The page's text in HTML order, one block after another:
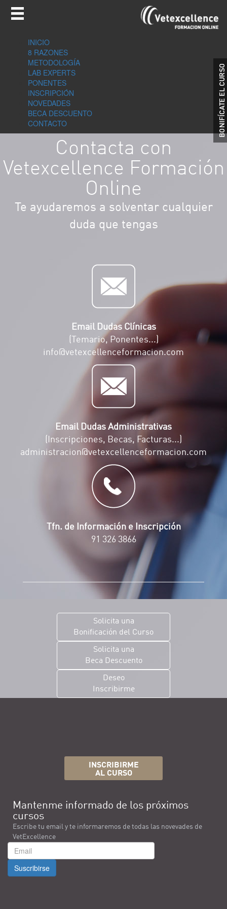
INICIO
8 RAZONES
METODOLOGÍA
LAB EXPERTS
PONENTES
INSCRIPCIÓN
NOVEDADES
BECA DESCUENTO
CONTACTO
Contacta con
Vetexcellence Formación
Online
Te ayudaremos a solventar cualquier
duda que tengas
Email Dudas Clínicas
(Temario, Ponentes...)
info@vetexcellenceformacion.com
Email Dudas Administrativas
(Inscripciones, Becas, Facturas...)
administracion@vetexcellenceformacion.com
Tfn. de Información e Inscripción
91 326 3866
Solicita una
Bonificación del Curso
Solicita una
Beca Descuento
Deseo
Inscribirme
INSCRIBIRME
AL CURSO
Mantenme informado de los próximos
cursos
Escribe tu email y te informaremos de todas las novevades de
VetExcellence
Suscribirse